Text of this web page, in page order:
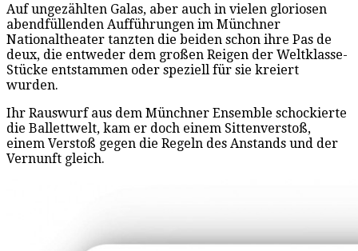
Auf ungezählten Galas, aber auch in vielen gloriosen
abendfüllenden Aufführungen im Münchner
Nationaltheater tanzten die beiden schon ihre Pas de
deux, die entweder dem großen Reigen der Weltklasse-
Stücke entstammen oder speziell für sie kreiert
wurden.
Ihr Rauswurf aus dem Münchner Ensemble schockierte
die Ballettwelt, kam er doch einem Sittenverstoß,
einem Verstoß gegen die Regeln des Anstands und der
Vernunft gleich.